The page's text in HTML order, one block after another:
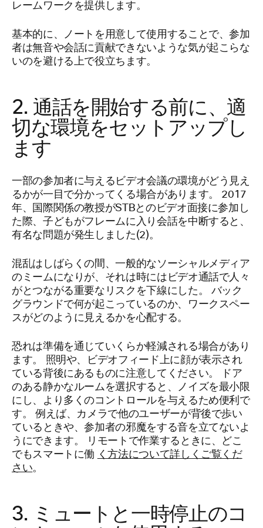
レームワークを提供します。
基本的に、ノートを用意して使用することで、参加
者は無音や会話に貢献できないような気が起こらな
いのを避ける上で役立ちます。
2. 通話を開始する前に、適
切な環境をセットアップし
ます
一部の参加者に与えるビデオ会議の環境がどう見え
るかが一目で分かってくる場合があります。 2017
年、国際関係の教授がSTBとのビデオ面接に参加し
た際、子どもがフレームに入り会話を中断すると、
有名な問題が発生しました(2)。
混乱はしばらくの間、一般的なソーシャルメディア
のミームになりが、それは時にはビデオ通話で人々
がとつながる重要なリスクを下線にした。 バック
グラウンドで何が起こっているのか、ワークスペー
スがどのように見えるかを心配する。
恐れは準備を通じていくらか軽減される場合があり
ます。 照明や、ビデオフィード上に顔が表示され
ている背後にあるものに注意してください。 ドア
のある静かなルームを選択すると、ノイズを最小限
にし、より多くのコントロールを与えるため便利で
す。 例えば、カメラで他のユーザーが背後で歩い
ているときや、参加者の邪魔をする音を立てないよ
うにできます。 リモートで作業するときに、どこ
でもスマートに働 く方法について詳しくご覧くだ
さい。
3. ミュートと一時停止のコ